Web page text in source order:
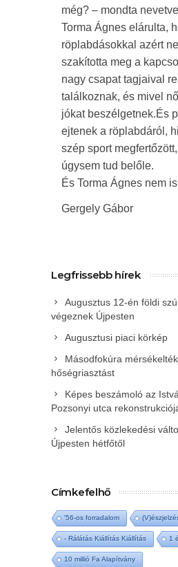
még? – mondta
Torma Ágnes elárulta,
röplabdásokkal azért
szakította meg a
nagy csapat tagjaival
találkoznak, és mivel
jókat beszélgetnek.És
ejtenek a röplabdáról,
szép sport
úgysem tud belőle.
És Torma Ágnes nem
Gergely Gábor
Legfrissebb hírek
Augusztus 12-én földi
végeznek Újpesten
Augusztusi piaci körkép
Másodfokúra
hőségriasztást
Képes beszámoló az
Pozsonyi utca
Jelentős közlekedési
Újpesten hétfőtől
Címkefelhő
'56-os forradalom
- Rálátás Kiállítás Kiállítás 1
10 millió Fa Alapítvány